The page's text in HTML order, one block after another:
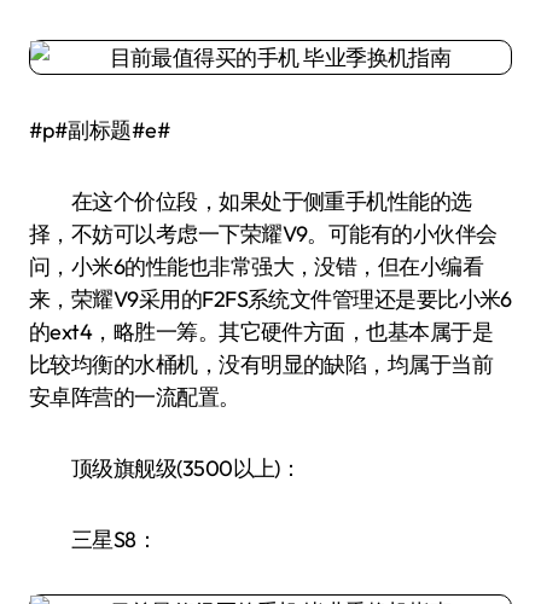
#p#副标题#e#
在这个价位段，如果处于侧重手机性能的选
择，不妨可以考虑一下荣耀V9。可能有的小伙伴会
问，小米6的性能也非常强大，没错，但在小编看
来，荣耀V9采用的F2FS系统文件管理还是要比小米6
的ext4，略胜一筹。其它硬件方面，也基本属于是
比较均衡的水桶机，没有明显的缺陷，均属于当前
安卓阵营的一流配置。
顶级旗舰级(3500以上)：
三星S8：